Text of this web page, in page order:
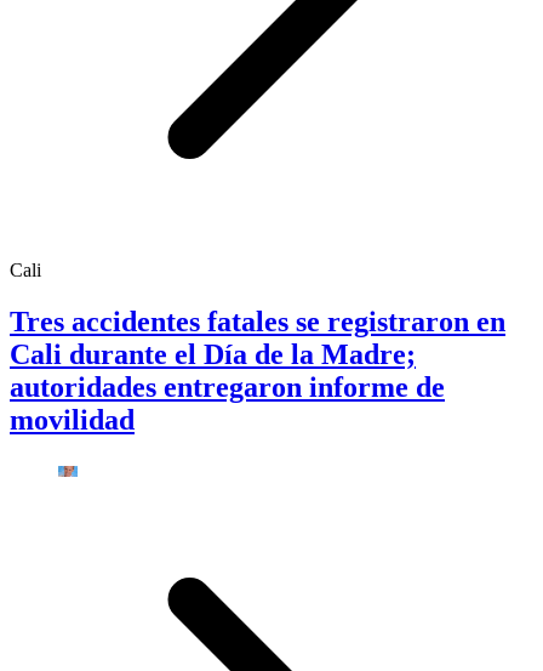
Cali
Tres accidentes fatales se registraron en
Cali durante el Día de la Madre;
autoridades entregaron informe de
movilidad